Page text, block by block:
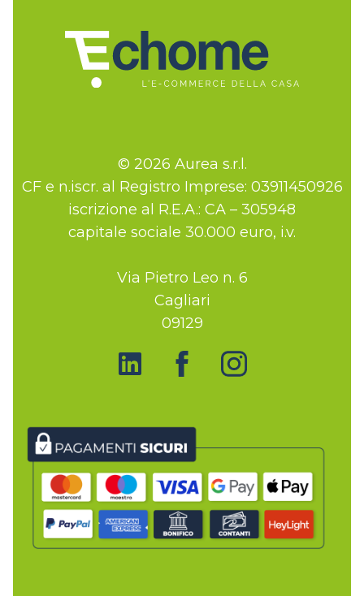
© 2026 Aurea s.r.l.
CF e n.iscr. al Registro Imprese: 03911450926
iscrizione al R.E.A.: CA – 305948
capitale sociale 30.000 euro, i.v.
Via Pietro Leo n. 6
Cagliari
09129